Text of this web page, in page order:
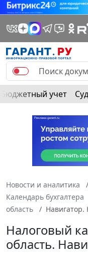
Бюджетный учет
Новости и аналитика
Календарь бухгалтера
область
Навигатор.
Налоговый
область.